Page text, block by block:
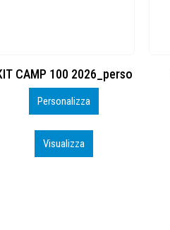
BSK600 – 5139960
Personalizza
Visualizza